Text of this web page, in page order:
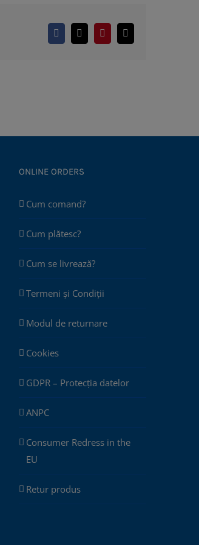
Facebook
X Pinterest
E-
mail:
ONLINE ORDERS
Cum comand?
Cum plătesc?
Cum se livrează?
Termeni și Condiții
Modul de returnare
Cookies
GDPR – Protecția datelor
ANPC
Consumer Redress in the
EU
Retur produs